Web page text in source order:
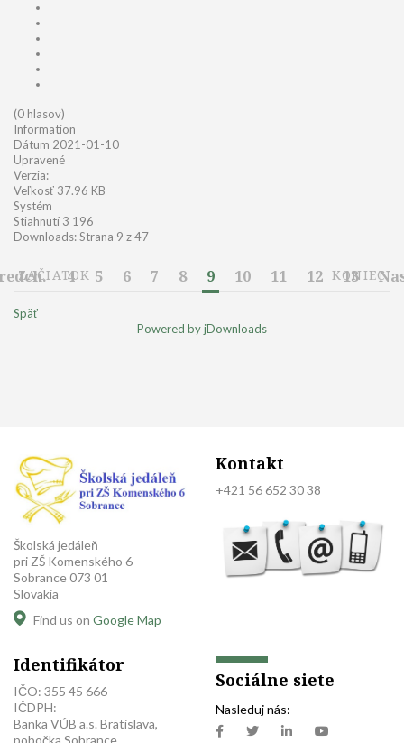
(0 hlasov)
Information
Dátum 2021-01-10
Upravené
Verzia:
Veľkosť 37.96 KB
Systém
Stiahnutí 3 196
Downloads: Strana 9 z 47
ZAČIATOK
4 5 6 7 8 9 10 11 12 13
KONIEC
Späť
Powered by jDownloads
Školská jedáleň
pri ZŠ Komenského 6
Sobrance 073 01
Slovakia
Find us on Google Map
Kontakt
+421 56 652 30 38
Identifikátor
IČO: 355 45 666
IČDPH:
Banka VÚB a.s. Bratislava,
Sociálne siete
Nasleduj nás: